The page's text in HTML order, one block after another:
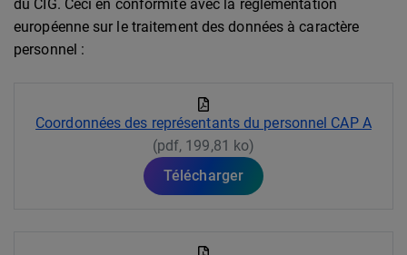
du CIG. Ceci en conformité avec la réglementation
européenne sur le traitement des données à caractère
personnel :
Coordonnées des représentants du personnel CAP A
(pdf, 199,81 ko)
Télécharger